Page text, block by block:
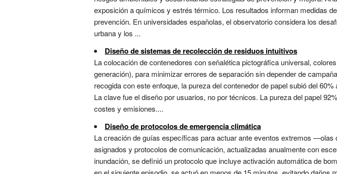
exposición a químicos y estrés térmico. Los resultados informan medidas
prevención. En universidades españolas, el observatorio considera los
urbana y los ...
Diseño de sistemas de recolección de residuos intuitivos
La colocación de contenedores con señalética pictográfica universal,
generación), para minimizar errores de separación sin depender de
recogida con este enfoque, la pureza del contenedor de papel subió del
La clave fue el diseño por usuarios, no por técnicos. La pureza del papel
costes y emisiones....
Diseño de protocolos de emergencia climática
La creación de guías específicas para actuar ante eventos extremos
asignados y protocolos de comunicación, actualizadas anualmente con
inundación, se definió un protocolo que incluye activación automática de